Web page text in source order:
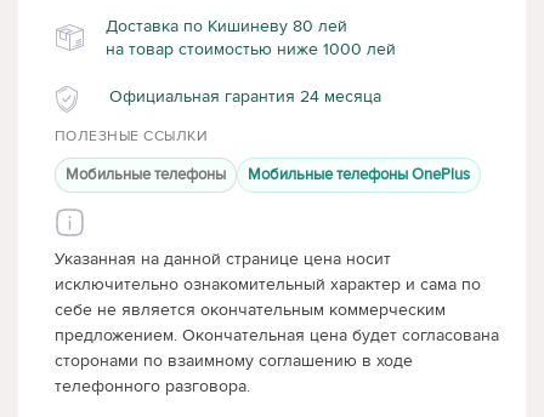
Доставка по Кишиневу 80 лей
на товар стоимостью ниже 1000 лей
Официальная гарантия 24 месяца
ПОЛЕЗНЫЕ ССЫЛКИ
Мобильные телефоны Мобильные телефоны OnePlus
Указанная на данной странице цена носит
исключительно ознакомительный характер и сама по
себе не является окончательным коммерческим
предложением. Окончательная цена будет согласована
сторонами по взаимному соглашению в ходе
телефонного разговора.